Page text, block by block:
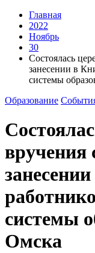
Главная
2022
Ноябрь
30
Состоялась
занесении в
системы
Образование
вручения
системы
Омска